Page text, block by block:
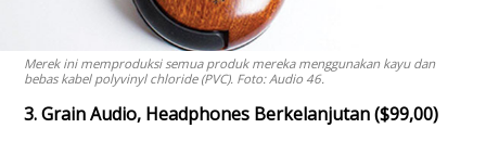
Merek ini memproduksi semua produk mereka menggunakan kayu dan
bebas kabel polyvinyl chloride (PVC). Foto: Audio 46.
3. Grain Audio, Headphones Berkelanjutan ($99,00)